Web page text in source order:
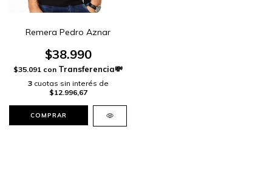
Remera Pedro Aznar
$38.990
$35.091 con
3 cuotas sin interés de
$12.996,67
COMPRAR